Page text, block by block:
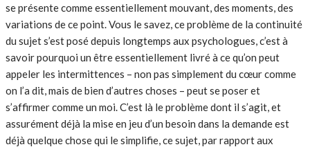
se présente comme essentiellement mouvant, des moments, des
variations de ce point. Vous le savez, ce problème de la continuité
du sujet s’est posé depuis longtemps aux psychologues, c’est à
savoir pourquoi un être essentiellement livré à ce qu’on peut
appeler les intermittences – non pas simplement du cœur comme
on l’a dit, mais de bien d’autres choses – peut se poser et
s’affirmer comme un moi. C’est là le problème dont il s’agit, et
assurément déjà la mise en jeu d’un besoin dans la demande est
déjà quelque chose qui le simplifie, ce sujet, par rapport aux